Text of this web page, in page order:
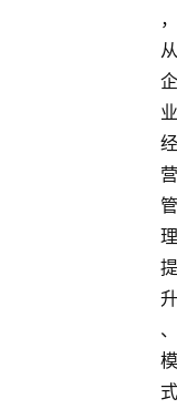
，
从
企
业
经
营
管
理
提
升
、
模
式